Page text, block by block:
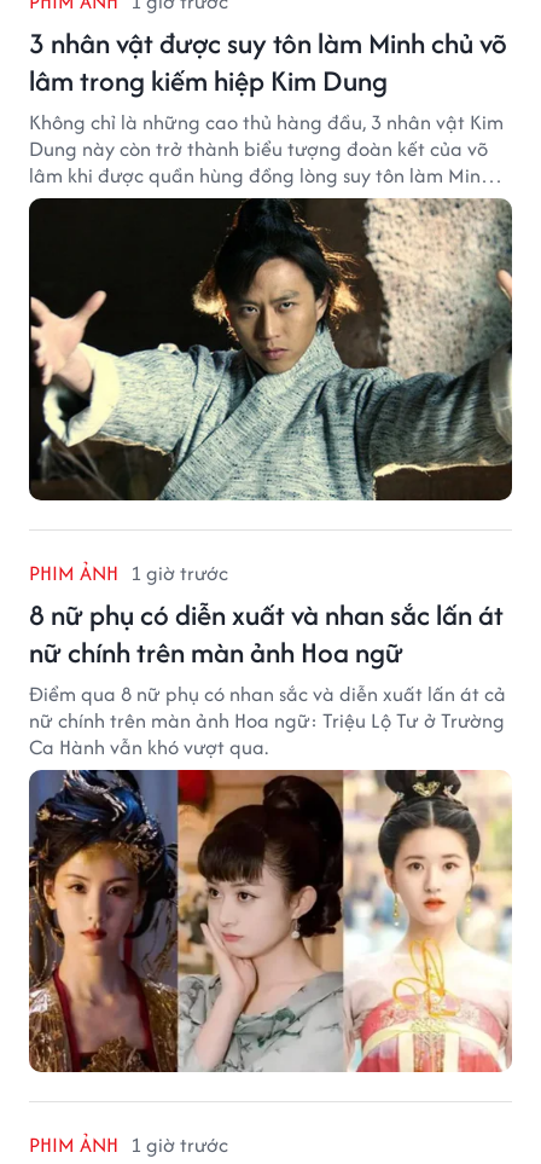
3 nhân vật được suy tôn làm Minh chủ võ
lâm trong kiếm hiệp Kim Dung
Không chỉ là những cao thủ hàng đầu, 3 nhân vật Kim
Dung này còn trở thành biểu tượng đoàn kết của võ
lâm khi được quần hùng đồng lòng suy tôn làm Minh
chủ.
PHIM ẢNH 1 giờ trước
8 nữ phụ có diễn xuất và nhan sắc lấn át
nữ chính trên màn ảnh Hoa ngữ
Điểm qua 8 nữ phụ có nhan sắc và diễn xuất lấn át cả
nữ chính trên màn ảnh Hoa ngữ: Triệu Lộ Tư ở Trường
Ca Hành vẫn khó vượt qua.
PHIM ẢNH 1 giờ trước